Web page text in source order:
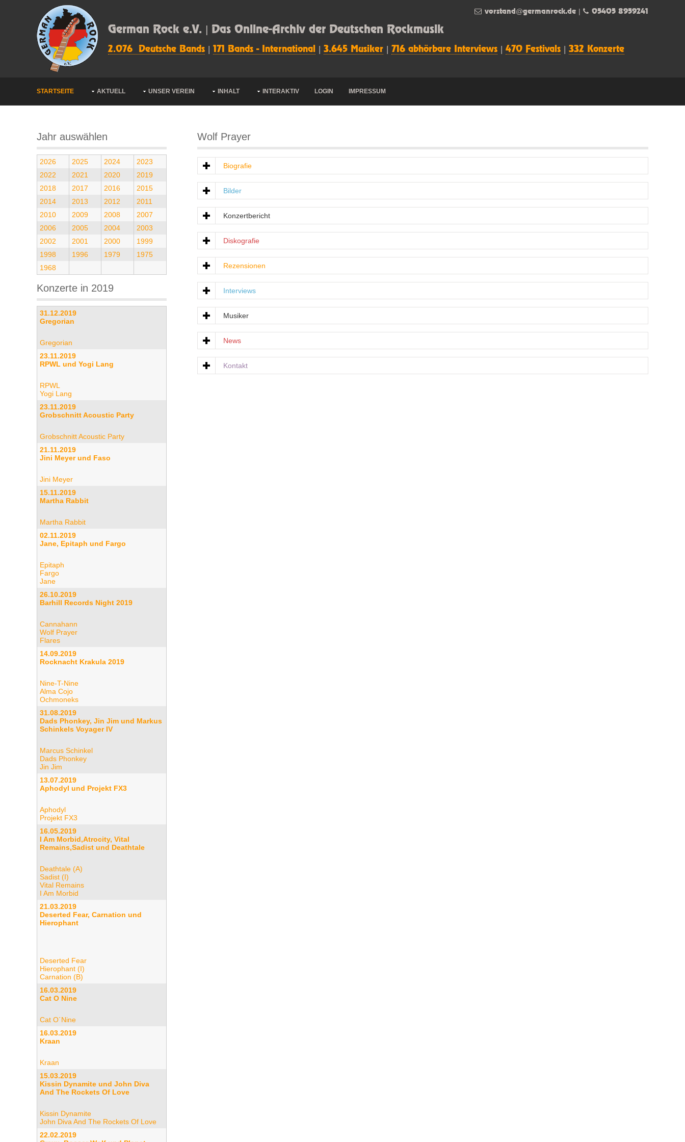
German Rock e.V. | Das Online-Archiv der Deutschen Rockmusik
2.076 Deutsche Bands 171 Bands - International 3.645 Musiker 716 abhörbare Interviews 470 Festivals 332 Konzerte
vorstand@germanrock.de 05405 8959241
STARTSEITE AKTUELL UNSER VEREIN INHALT INTERAKTIV LOGIN IMPRESSUM
Jahr auswählen
2026 2025 2024
2023
2022
2021 2020
2019
2018
2017 2016
2015
2014
2013 2012
2011
2010
2009 2008
2007
2006
2005 2004
2003
2002
2001 2000
1999
1998
1996 1979
1975
1968
Konzerte in 2019
31.12.2019
Gregorian
Gregorian
23.11.2019
RPWL und Yogi Lang
RPWL
Yogi Lang
23.11.2019
Grobschnitt Acoustic Party
Grobschnitt Acoustic Party
21.11.2019
Jini Meyer und Faso
Jini Meyer
15.11.2019
Martha Rabbit
Martha Rabbit
02.11.2019
Jane, Epitaph und Fargo
Epitaph
Fargo
Jane
26.10.2019
Barhill Records Night 2019
Cannahann
Wolf Prayer
Flares
14.09.2019
Rocknacht Krakula 2019
Nine-T-Nine
Alma Cojo
Ochmoneks
31.08.2019
Dads Phonkey, Jin Jim und Markus
Schinkels Voyager IV
Marcus Schinkel
Dads Phonkey
Jin Jim
13.07.2019
Aphodyl und Projekt FX3
Aphodyl
Projekt FX3
16.05.2019
I Am Morbid,Atrocity, Vital
Remains,Sadist und Deathtale
Deathtale (A)
Sadist (I)
Vital Remains
I Am Morbid
21.03.2019
Deserted Fear, Carnation und
Hierophant
Deserted Fear
Hierophant (I)
Carnation (B)
16.03.2019
Cat O Nine
Cat O´Nine
16.03.2019
Kraan
Kraan
15.03.2019
Kissin Dynamite und John Diva
And The Rockets Of Love
Kissin Dynamite
John Diva And The Rockets Of Love
22.02.2019
Wolf Prayer
Biografie
Bilder
Konzertbericht
Diskografie
Rezensionen
Interviews
Musiker
News
Kontakt